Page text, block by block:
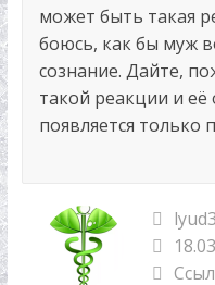
может быть такая
боюсь, как бы муж
сознание. Дайте,
такой реакции и её
появляется только